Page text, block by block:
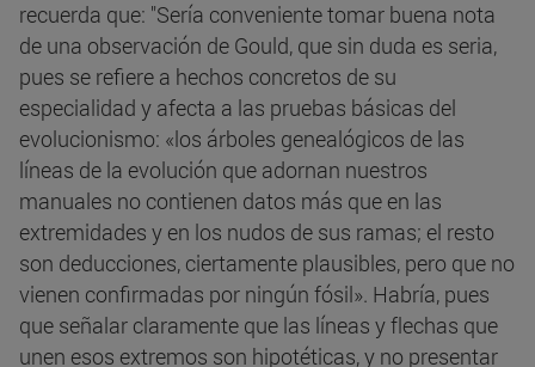
recuerda que: "Sería conveniente tomar buena nota
de una observación de Gould, que sin duda es seria,
pues se refiere a hechos concretos de su
especialidad y afecta a las pruebas básicas del
evolucionismo: «los árboles genealógicos de las
líneas de la evolución que adornan nuestros
manuales no contienen datos más que en las
extremidades y en los nudos de sus ramas; el resto
son deducciones, ciertamente plausibles, pero que no
vienen confirmadas por ningún fósil». Habría, pues
que señalar claramente que las líneas y flechas que
unen esos extremos son hipotéticas, y no presentar